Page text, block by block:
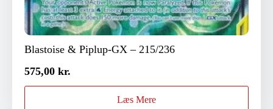
Blastoise & Piplup-GX – 215/236
575,00 kr.
Læs Mere